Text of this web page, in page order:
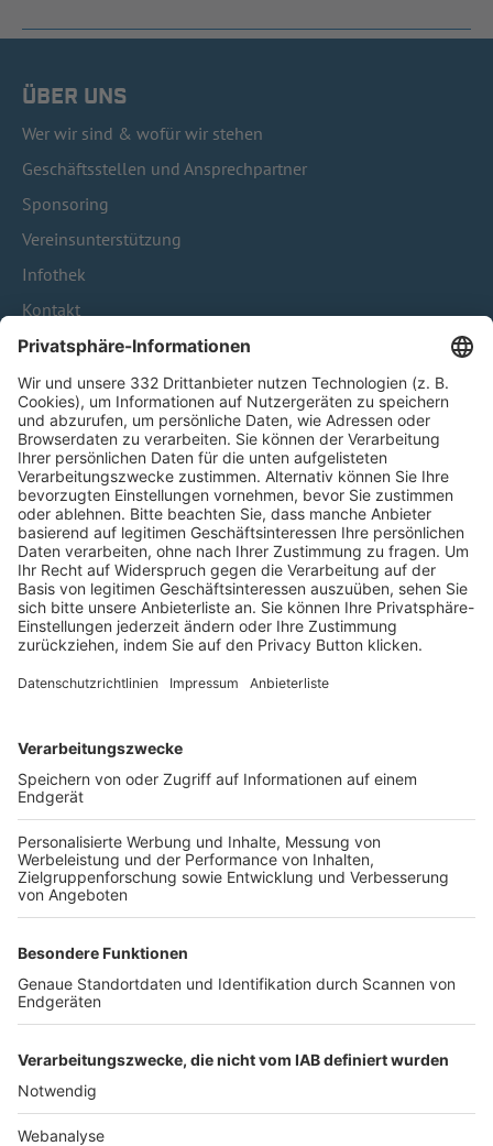
ÜBER UNS
Wer wir sind & wofür wir stehen
Geschäftsstellen und Ansprechpartner
Sponsoring
Vereinsunterstützung
Infothek
Kontakt
HÄUFIG BESUCHTE SEITEN
Pässe und Vereinswechsel
Trainerausbildung
Schulungsangebot Vereinsmitarbeiter
BFV-Geschäftsstellen
Trainerbörse
Login SpielPlus
FOLGE DEM BFV
TOP-VEREINE
TOP-PARTNER